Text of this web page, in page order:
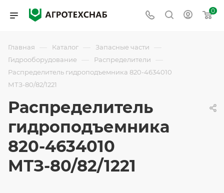
0
Главная — Каталог — Запасные части —
Гидрооборудование — Распределители —
Распределитель гидроподъемника 820-4634010
МТЗ-80/82/1221
Распределитель
гидроподъемника
820-4634010
МТЗ-80/82/1221